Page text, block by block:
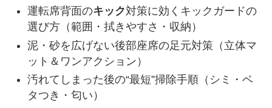
運転席背面のキック対策に効くキックガードの
選び方（範囲・拭きやすさ・収納）
泥・砂を広げない後部座席の足元対策（立体マ
ット＆ワンアクション）
汚れてしまった後の“最短”掃除手順（シミ・ベ
タつき・匂い）